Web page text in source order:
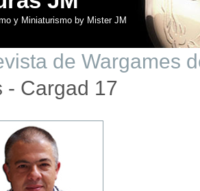
y Miniaturismo by Mister JM
de Wargames
- Cargad 17